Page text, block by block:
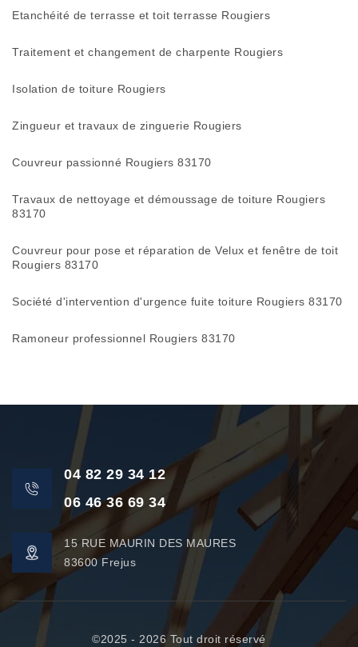
Etanchéité de terrasse et toit terrasse Rougiers
Traitement et changement de charpente Rougiers
Isolation de toiture Rougiers
Zingueur et travaux de zinguerie Rougiers
Couvreur passionné Rougiers 83170
Travaux de nettoyage et démoussage de toiture Rougiers
83170
Couvreur pour pose et réparation de Velux et fenêtre de toit
Rougiers 83170
Société d'intervention d'urgence fuite toiture Rougiers 83170
Ramoneur professionnel Rougiers 83170
04 82 29 34 12
06 46 36 69 34
15 RUE MAURIN DES MAURES
83600 Frejus
©2025 - 2026 Tout droit réservé